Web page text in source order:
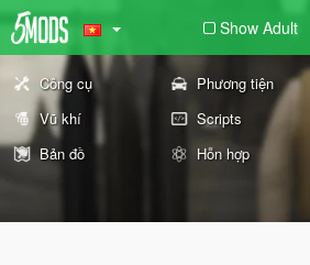
Show Adult
Công cụ Phương tiện
Vũ khí
Scripts
Bản đồ
Hỗn hợp